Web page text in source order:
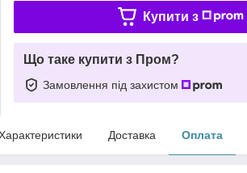
Купити з
Що таке купити з Пром?
Замовлення під захистом
Доставка Оплата